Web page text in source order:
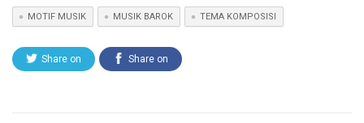
MOTIF MUSIK MUSIK BAROK TEMA KOMPOSISI
Share on Share on